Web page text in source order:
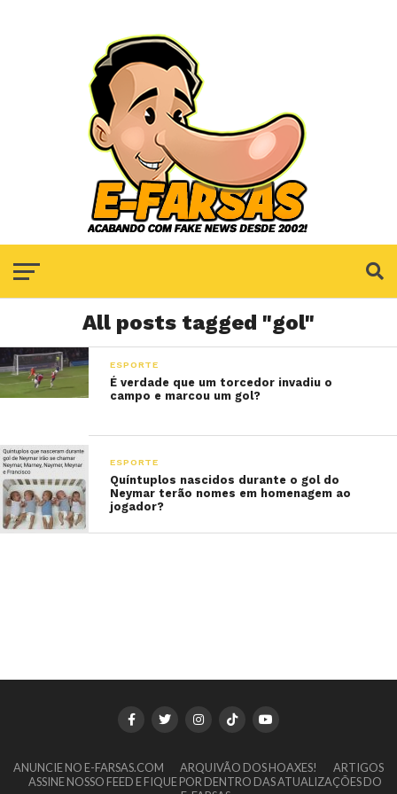
All posts tagged "gol"
ESPORTE
É verdade que um torcedor invadiu o
campo e marcou um gol?
ESPORTE
Quíntuplos nascidos durante o gol do
Neymar terão nomes em homenagem ao
jogador?
ANUNCIE NO E-FARSAS.COM ARQUIVÃO DOS HOAXES!
ARTIGOS
ASSINE NOSSO FEED E FIQUE POR DENTRO DAS ATUALIZAÇÕES DO